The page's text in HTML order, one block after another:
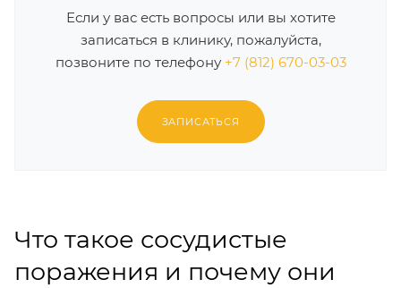
Если у вас есть вопросы или вы хотите
записаться в клинику, пожалуйста,
позвоните по телефону +7 (812) 670-03-03
ЗАПИСАТЬСЯ
Что такое сосудистые
поражения и почему они